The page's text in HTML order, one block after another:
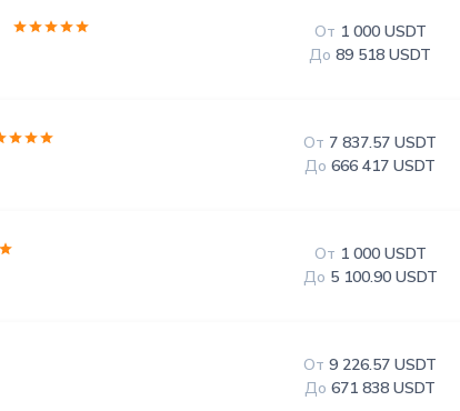
От 1 000 USDT
До 89 518 USDT
От 7 837.57 USDT
До 666 417 USDT
От 1 000 USDT
До 5 100.90 USDT
От 9 226.57 USDT
До 671 838 USDT